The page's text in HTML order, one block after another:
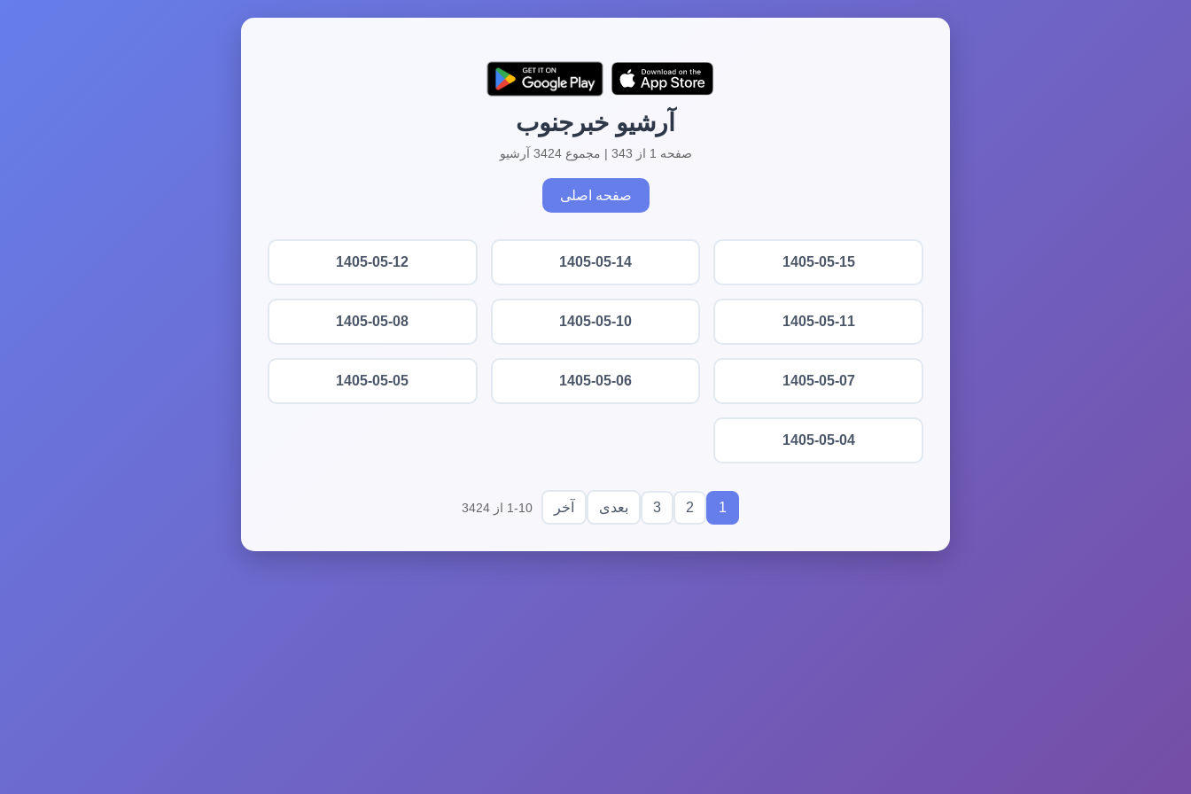
آرشیو خبرجنوب
صفحه 1 از 343 | مجموع 3424 آرشیو
صفحه اصلی
1405-05-15
1405-05-14
1405-05-12
1405-05-11
1405-05-10
1405-05-08
1405-05-07
1405-05-06
1405-05-05
1405-05-04
1
2
3 بعدی آخر 1-10 از 3424